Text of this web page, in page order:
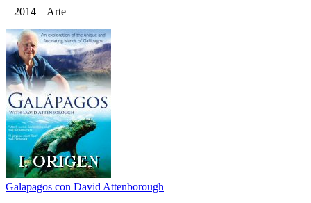
2014 Arte
Galapagos con David Attenborough